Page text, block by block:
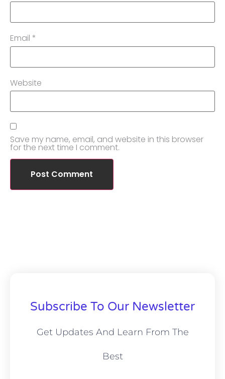
Email *
Website
Save my name, email, and website in this browser
for the next time I comment.
Subscribe To Our Newsletter
Get Updates And Learn From The
Best